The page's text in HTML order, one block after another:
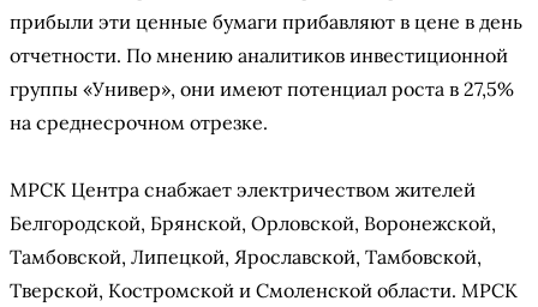
прибыли эти ценные бумаги прибавляют в цене в день
отчетности. По мнению аналитиков инвестиционной
группы «Универ», они имеют потенциал роста в 27,5%
на среднесрочном отрезке.
МРСК Центра снабжает электричеством жителей
Белгородской, Брянской, Орловской, Воронежской,
Тамбовской, Липецкой, Ярославской, Тамбовской,
Тверской, Костромской и Смоленской области. МРСК